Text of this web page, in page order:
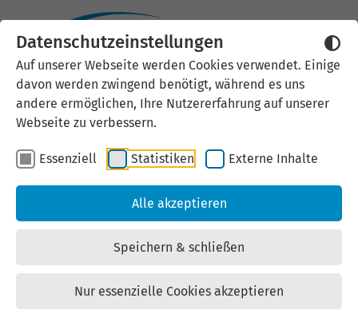
Datenschutzeinstellungen
Auf unserer Webseite werden Cookies verwendet. Einige
davon werden zwingend benötigt, während es uns
andere ermöglichen, Ihre Nutzererfahrung auf unserer
Webseite zu verbessern.
Essenziell Statistiken Externe Inhalte
Alle akzeptieren
Speichern & schließen
Nur essenzielle Cookies akzeptieren
Externen Inhalt laden
Wir verwenden auf unserer
Website externe Inhalte, um Ihnen
zusätzliche Informationen
anzubieten. Einige externe Inhalte
(z.B. Google Maps, Youtube)
können persönliche Daten (z.B. IP-
Mit der Bestätigung erklären Sie